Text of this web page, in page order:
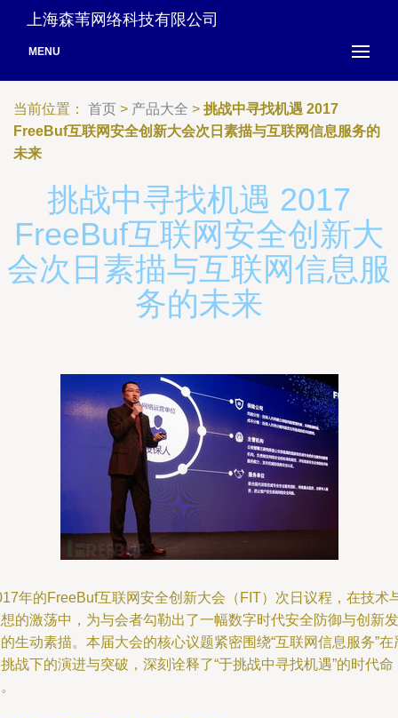
上海森苇网络科技有限公司
MENU
当前位置： 首页 > 产品大全 > 挑战中寻找机遇 2017
FreeBuf互联网安全创新大会次日素描与互联网信息服务的
未来
挑战中寻找机遇 2017
FreeBuf互联网安全创新大
会次日素描与互联网信息服
务的未来
年的FreeBuf互联网安全创新大会（FIT）次日议程，在技术
的激荡中，为与会者勾勒出了一幅数字时代安全防御与创新发
生动素描。本届大会的核心议题紧密围绕“互联网信息服务”在
战下的演进与突破，深刻诠释了“于挑战中寻找机遇”的时代命